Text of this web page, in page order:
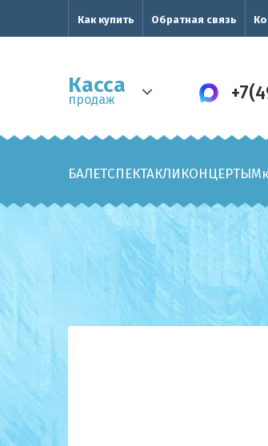
Как купить Обратная связь
Касса
продаж
БАЛЕТСПЕКТАКЛИКОНЦЕРТЫ